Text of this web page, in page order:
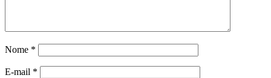
Nome *
E-mail *